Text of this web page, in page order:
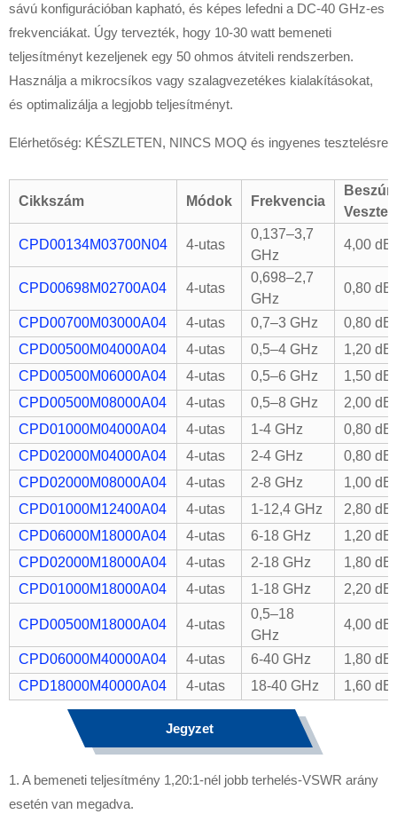
sávú konfigurációban kapható, és képes lefedni a DC-40 GHz-es
frekvenciákat. Úgy tervezték, hogy 10-30 watt bemeneti
teljesítményt kezeljenek egy 50 ohmos átviteli rendszerben.
Használja a mikrocsíkos vagy szalagvezetékes kialakításokat,
és optimalizálja a legjobb teljesítményt.
Elérhetőség: KÉSZLETEN, NINCS MOQ és ingyenes tesztelésre
Cikkszám Módok Frekvencia
CPD00134M03700N04 4-utas
0,137–3,7
GHz
4,00 dB
CPD00698M02700A04 4-utas
0,698–2,7
GHz
0,80 dB
CPD00700M03000A04 4-utas 0,7–3 GHz
0,80 dB
CPD00500M04000A04
4-utas 0,5–4 GHz
1,20 dB
CPD00500M06000A04
4-utas 0,5–6 GHz
1,50 dB
CPD00500M08000A04
4-utas 0,5–8 GHz
2,00 dB
CPD01000M04000A04
4-utas 1-4 GHz
0,80 dB
CPD02000M04000A04
4-utas 2-4 GHz
0,80 dB
CPD02000M08000A04
4-utas 2-8 GHz
1,00 dB
CPD01000M12400A04
4-utas 1-12,4 GHz
2,80 dB
CPD06000M18000A04
4-utas 6-18 GHz
1,20 dB
CPD02000M18000A04
4-utas 2-18 GHz
1,80 dB
CPD01000M18000A04
4-utas 1-18 GHz 2,20 dB
CPD00500M18000A04 4-utas
0,5–18
GHz
4,00 dB
CPD06000M40000A04 4-utas 6-40 GHz
1,80 dB
CPD18000M40000A04
4-utas 18-40 GHz 1,60 dB
Jegyzet
1. A bemeneti teljesítmény 1,20:1-nél jobb terhelés-VSWR arány
esetén van megadva.